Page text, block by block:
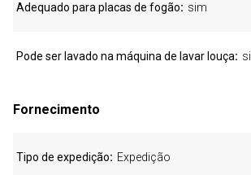
Adequado para placas de fogão sim
Pode ser lavado na máquina de lavar louça
Fornecimento
Tipo de expedição Expedição